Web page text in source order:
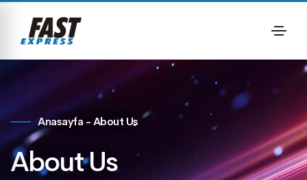
Anasayfa -About Us
About Us